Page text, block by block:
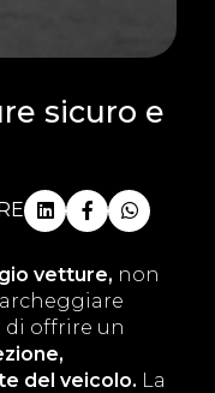
sicuro e
vetture, non
di offrire un
del veicolo. La